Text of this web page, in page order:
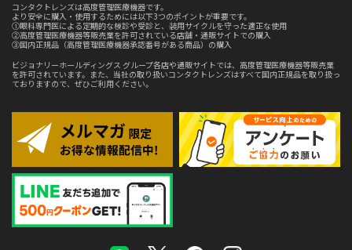
コンタクトレンズは高度管理医療機器です。
より安全に購入・使用するためには以下3つのポイントが重要です。
①眼科専門医による定期的な検診や受診と、装用サイクルを守った適正な使用
②高度管理医療機器等販売業を許可されている店舗・通販サイトでの購入
③国内正規品（高度管理医療機器承認番号がある商品）の購入
ビジョナリーホールディングス グループ各店や通販サイトでは、高度管理医療機器等販売業
を許可されています。また、当社の取り扱いコンタクトレンズはすべて国内正規品を取り扱っ
ておりますので、ぜひご利用ください。